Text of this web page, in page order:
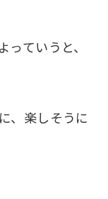
ていうと、
、楽しそうに